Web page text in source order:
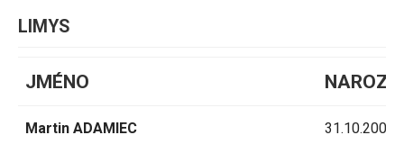
LIMYS
JMÉNO
Martin ADAMIEC 31.10.2006